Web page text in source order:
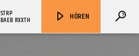
HÖREN
STRP
BAEB RXXTH